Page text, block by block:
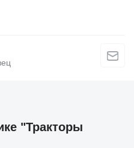
"Тракторы